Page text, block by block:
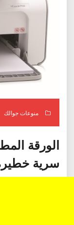
منوعات جوالك
الورقة
سرية